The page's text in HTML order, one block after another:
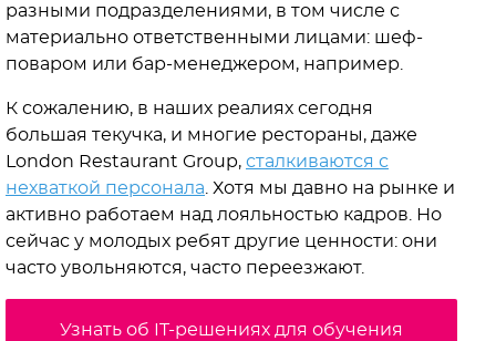
разными подразделениями, в том числе с
материально ответственными лицами: шеф-
поваром или бар-менеджером, например.
К сожалению, в наших реалиях сегодня
большая текучка, и многие рестораны, даже
London Restaurant Group, сталкиваются с
нехваткой персонала . Хотя мы давно на рынке и
активно работаем над лояльностью кадров. Но
сейчас у молодых ребят другие ценности: они
часто увольняются, часто переезжают.
Узнать об IT-решениях для обучения